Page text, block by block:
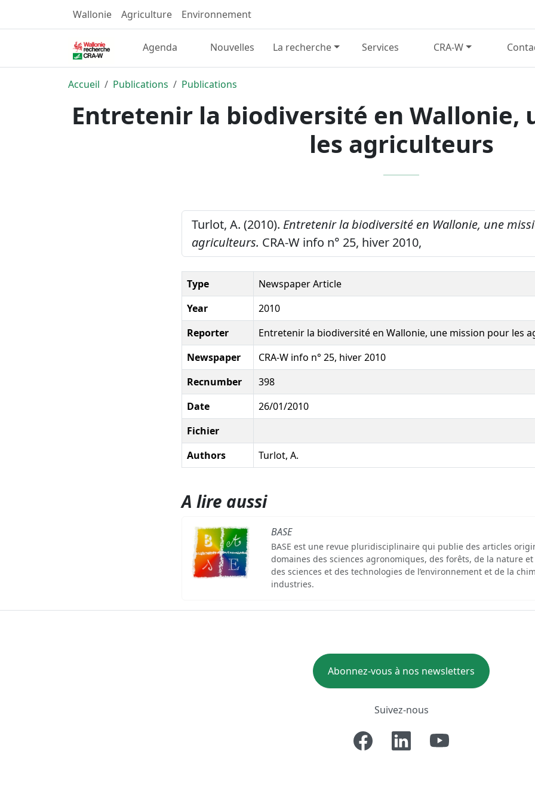
Wallonie Agriculture Environnement
Agenda Nouvelles La recherche Services CRA-W
Accueil Publications Publications
Entretenir la biodiversité en Wallonie,
les agriculteurs
Turlot, A. (2010). Entretenir la biodiversité en Wallonie, une
agriculteurs. CRA-W info n° 25, hiver 2010,
Type
Newspaper Article
Year
2010
Reporter
Entretenir la biodiversité en Wallonie, une mission pour les
Newspaper
CRA-W info n° 25, hiver 2010
Recnumber
398
Date
26/01/2010
Fichier
Authors
Turlot, A.
A lire aussi
BASE
BASE est une revue pluridisciplinaire qui publie des articles
domaines des sciences agronomiques, des forêts, de la nature et
des sciences et des technologies de l’environnement et de la
industries.
Abonnez-vous à nos newsletters
Suivez-nous